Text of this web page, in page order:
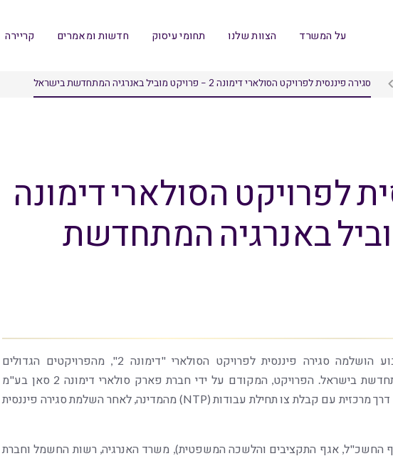
על המשרד הצוות שלנו תחומי עיסוק חדשות ומאמרים קריירה
סגירה פיננסית לפרויקט הסולארי דימונה 2 – פרויקט מוביל באנרגיה המתחדשת בישראל
לפרויקט הסולארי דימונה
באנרגיה המתחדשת
אנו שמחים לעדכן כי בסוף השבוע הושלמה סגירה פיננסית לפרויקט הסולארי "דימונה 2", מהפרויקטים הגדולים
והמשמעותיים בתחום האנרגיה המתחדשת בישראל. הפרויקט, המקודם על ידי חברת פארק סולארי דימונה 2 סאן בע"מ
(בבעלות EDF הצרפתית), הגיע לאבן דרך מרכזית עם קבלת צו תחילת עבודות (NTP) מהמדינה, לאחר השלמת סגירה פיננסית
החשכ"ל, אגף התקציבים והלשכה המשפטית), משרד האנרגיה, רשות החשמל וחברת